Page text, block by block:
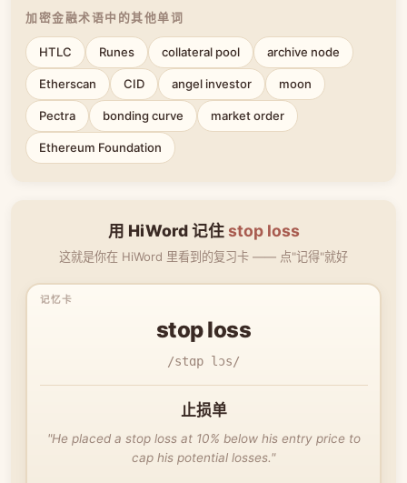
加密金融术语中的其他单词
HTLC Runes collateral pool archive node
Etherscan CID angel investor moon
Pectra bonding curve market order
Ethereum Foundation
用 HiWord 记住stop loss
这就是你在 HiWord 里看到的复习卡 —— 点"记得"就好
stop loss
/stɑp lɔs/
止损单
"He placed a stop loss at 10% below his entry price to
cap his potential losses."